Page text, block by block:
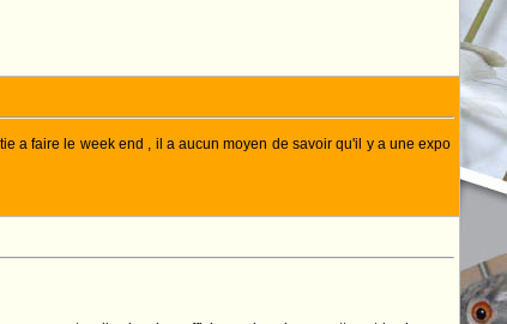
a faire le week end , il a aucun moyen de savoir qu'il y a une expo